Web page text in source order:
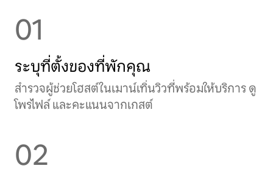
01
ระบุที่ตั้งของที่พักคุณ
สำรวจผู้ช่วยโฮสต์ในเมาน์เทิ่นวิวที่พร้อมให้บริการ ดู
โพรไฟล์ และคะแนนจากเกสต์
02